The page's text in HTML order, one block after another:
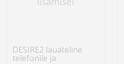
DESIRE2 lauateline
telefonile ja